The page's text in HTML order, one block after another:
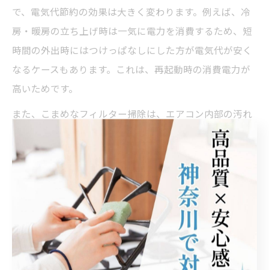
で、電気代節約の効果は大きく変わります。例えば、冷
房・暖房の立ち上げ時は一気に電力を消費するため、短
時間の外出時にはつけっぱなしにした方が電気代が安く
なるケースもあります。これは、再起動時の消費電力が
高いためです。
また、こまめなフィルター掃除は、エアコン内部の汚れ
による冷暖房効率低下を防ぎます。実際にフィルターを
月2回程度掃除している家庭では、設定温度を高めにし
ても快適に過ごせるとの声が多く、年間を通じて電気代
削減に成功しています。さらに、サーキュレーターや扇
風機を併用することで、室内の温度ムラを解消し、エア
コンの負担を軽減できます。
効率的な活用術で電気代がここまで変わる